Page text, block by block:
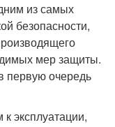
из самых
безопасности,
мер защиты.
первую очередь
эксплуатации,